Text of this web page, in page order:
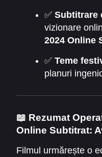
✅ Subtitrare
vizionare
2024 Online
✅ Teme
planuri
📖 Rezumat
Online Subtitrat:
Filmul urmărește o